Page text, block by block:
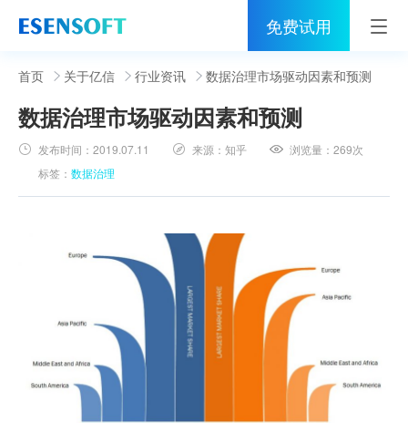
免费试用
首页
睿治
解决方案
伙伴
关于亿信
400-0011-866
首页 关于亿信 行业资讯 数据治理市场驱动因素和预测
数据治理市场驱动因素和预测
发布时间：2019.07.11 来源：知乎 浏览量：269次
标签：数据治理